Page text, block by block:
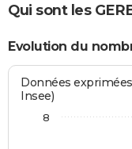
Qui sont les
Evolution du
Données
Insee)
8